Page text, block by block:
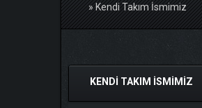
»Kendi Takım İsmimiz
Derecelendirme: 5/5 -
KENDI TAKIM İSMIMIZ